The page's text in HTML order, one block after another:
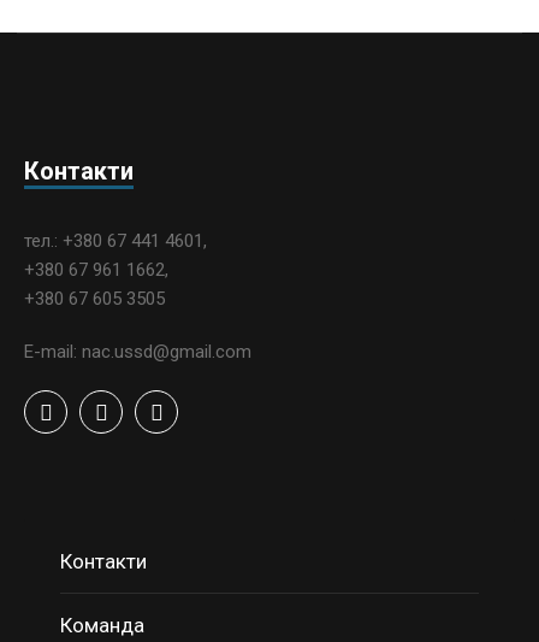
Контакти
тел.: +380 67 441 4601,
+380 67 961 1662,
+380 67 605 3505
E-mail: nac.ussd@gmail.com
Контакти
Команда